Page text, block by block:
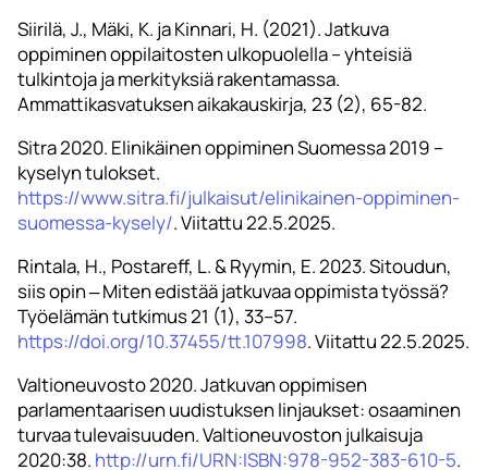
Siirilä, J., Mäki, K. ja Kinnari, H. (2021). Jatkuva
oppiminen oppilaitosten ulkopuolella – yhteisiä
tulkintoja ja merkityksiä rakentamassa.
Ammattikasvatuksen aikakauskirja, 23 (2), 65-82.
Sitra 2020. Elinikäinen oppiminen Suomessa 2019 –
kyselyn tulokset.
https://www.sitra.fi/julkaisut/elinikainen-oppiminen-
suomessa-kysely/. Viitattu 22.5.2025.
Rintala, H., Postareff, L. & Ryymin, E. 2023. Sitoudun,
siis opin ‒ Miten edistää jatkuvaa oppimista työssä?
Työelämän tutkimus 21 (1), 33–57.
https://doi.org/10.37455/tt.107998. Viitattu 22.5.2025.
Valtioneuvosto 2020. Jatkuvan oppimisen
parlamentaarisen uudistuksen linjaukset: osaaminen
turvaa tulevaisuuden. Valtioneuvoston julkaisuja
2020:38. http://urn.fi/URN:ISBN:978-952-383-610-5.